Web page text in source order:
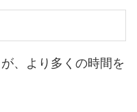
、より多くの時間を